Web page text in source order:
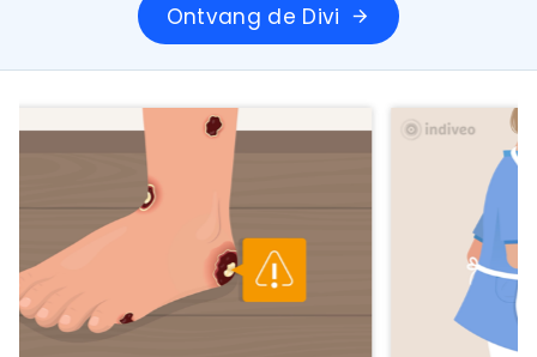
Ontvang de Divi arrow_forward